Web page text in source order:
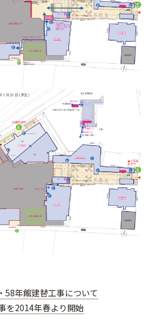
58年館建替工事について
を2014年春より開始